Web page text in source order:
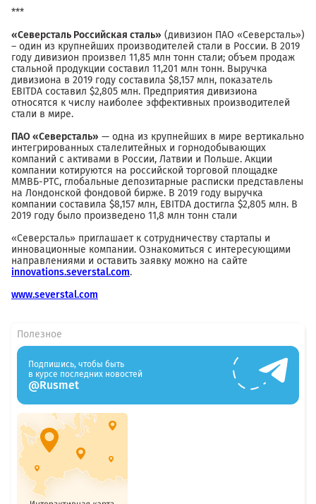
***
«Северсталь Российская сталь» (дивизион ПАО «Северсталь»)
– один из крупнейших производителей стали в России. В 2019
году дивизион произвел 11,85 млн тонн стали; объем продаж
стальной продукции составил 11,201 млн тонн. Выручка
дивизиона в 2019 году составила $8,157 млн, показатель
EBITDA составил $2,805 млн. Предприятия дивизиона
относятся к числу наиболее эффективных производителей
стали в мире.
ПАО «Северсталь» — одна из крупнейших в мире вертикально
интегрированных сталелитейных и горнодобывающих
компаний c активами в России, Латвии и Польше. Акции
компании котируются на российской торговой площадке
ММВБ-РТС, глобальные депозитарные расписки представлены
на Лондонской фондовой бирже. В 2019 году выручка
компании составила $8,157 млн, EBITDA достигла $2,805 млн. В
2019 году было произведено 11,8 млн тонн стали
«Северсталь» приглашает к сотрудничеству стартапы и
инновационные компании. Ознакомиться с интересующими
направлениями и оставить заявку можно на сайте
innovations.severstal.com.
www.severstal.com
Полезное
Подпишись, чтобы быть
в курсе последних новостей
@Rusmet